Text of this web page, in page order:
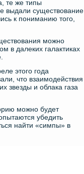
те же типы
выдали существование
к пониманию того,
можно
в далеких галактиках
этого года
что взаимодействия
звезды и облака газа
можно будет
убедить
найти «симпы» в